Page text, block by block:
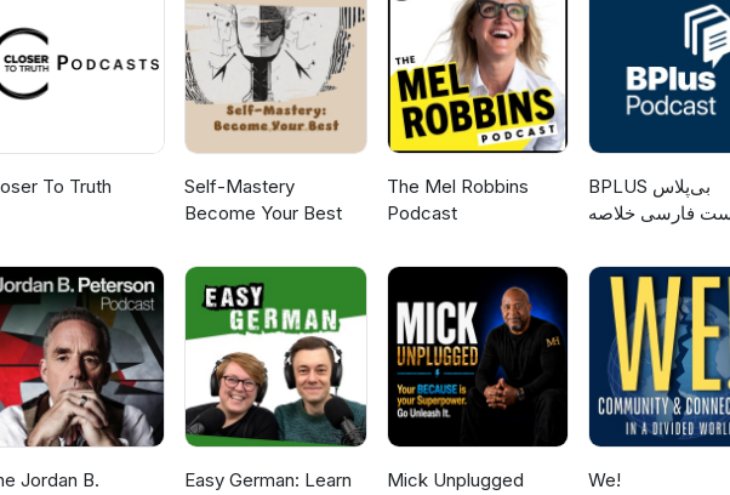
To Truth
Self-Mastery
Become Your Best
The Mel Robbins
Podcast
‌BPLUS بی‌پلاس
فارسی خلاصه
Jordan B.
Easy German: Learn
Mick Unplugged We!